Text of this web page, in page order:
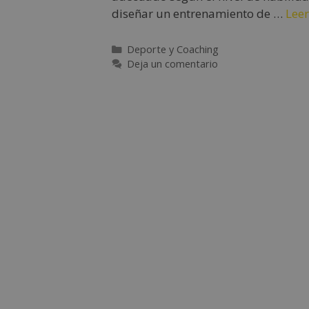
diseñar un entrenamiento de …
Deporte y Coaching
Deja un comentario